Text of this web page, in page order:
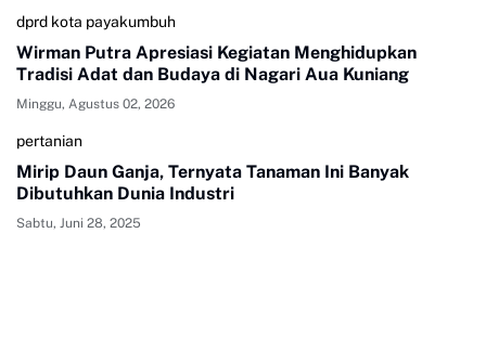
dprd kota payakumbuh
Wirman Putra Apresiasi Kegiatan Menghidupkan
Tradisi Adat dan Budaya di Nagari Aua Kuniang
Minggu, Agustus 02, 2026
pertanian
Mirip Daun Ganja, Ternyata Tanaman Ini Banyak
Dibutuhkan Dunia Industri
Sabtu, Juni 28, 2025